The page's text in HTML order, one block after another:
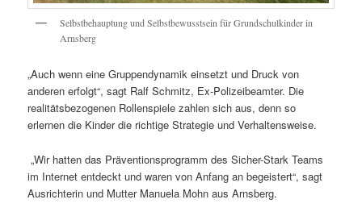
Selbstbehauptung und Selbstbewusstsein für Grundschulkinder in
Arnsberg
„Auch wenn eine Gruppendynamik einsetzt und Druck von
anderen erfolgt“, sagt Ralf Schmitz, Ex-Polizeibeamter. Die
realitätsbezogenen Rollenspiele zahlen sich aus, denn so
erlernen die Kinder die richtige Strategie und Verhaltensweise.
„Wir hatten das Präventionsprogramm des Sicher-Stark Teams
im Internet entdeckt und waren von Anfang an begeistert“, sagt
Ausrichterin und Mutter Manuela Mohn aus Arnsberg.